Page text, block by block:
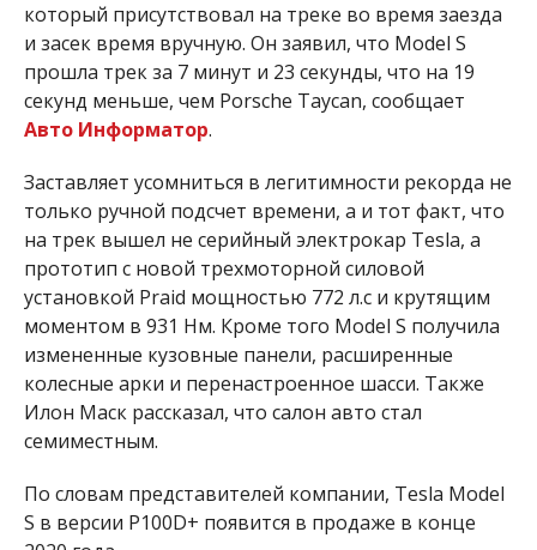
который присутствовал на треке во время заезда
и засек время вручную. Он заявил, что Model S
прошла трек за 7 минут и 23 секунды, что на 19
секунд меньше, чем Porsche Taycan, сообщает
Авто Информатор.
Заставляет усомниться в легитимности рекорда не
только ручной подсчет времени, а и тот факт, что
на трек вышел не серийный электрокар Tesla, а
прототип с новой трехмоторной силовой
установкой Praid мощностью 772 л.с и крутящим
моментом в 931 Нм. Кроме того Model S получила
измененные кузовные панели, расширенные
колесные арки и перенастроенное шасси. Также
Илон Маск рассказал, что салон авто стал
семиместным.
По словам представителей компании, Tesla Model
S в версии P100D+ появится в продаже в конце